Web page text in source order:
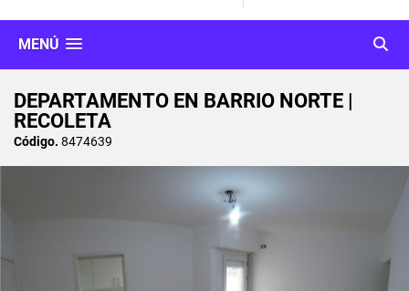
MENÚ
DEPARTAMENTO EN BARRIO NORTE |
RECOLETA
Código. 8474639